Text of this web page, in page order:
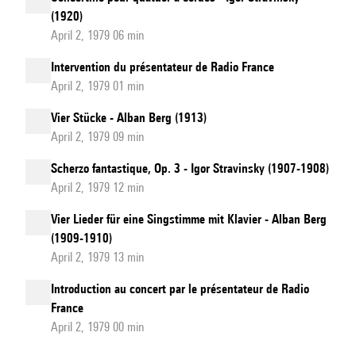
(1920)
April 2, 1979 06 min
Intervention du présentateur de Radio France
April 2, 1979 01 min
Vier Stücke - Alban Berg (1913)
April 2, 1979 09 min
Scherzo fantastique, Op. 3 - Igor Stravinsky (1907-1908)
April 2, 1979 12 min
Vier Lieder für eine Singstimme mit Klavier - Alban Berg
(1909-1910)
April 2, 1979 13 min
Introduction au concert par le présentateur de Radio
France
April 2, 1979 00 min